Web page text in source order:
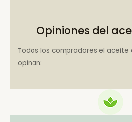
Opiniones del
Todos los compradores el aceite
opinan: